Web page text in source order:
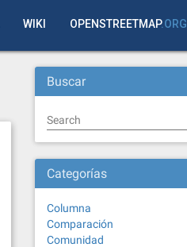
WIKI OPENSTREETMAP.ORG
Buscar
Search
Categorías
Columna
Comparación
Comunidad